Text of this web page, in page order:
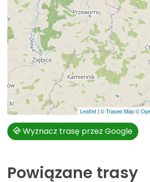
Leaflet | © Traseo Map©
Wyznacz trasę przez Google
Powiązane trasy